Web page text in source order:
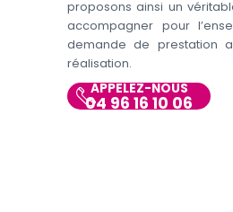
proposons ainsi un
accompagner pour
demande de prestation
réalisation.
APPELEZ-NOUS
04 96 16 10 06